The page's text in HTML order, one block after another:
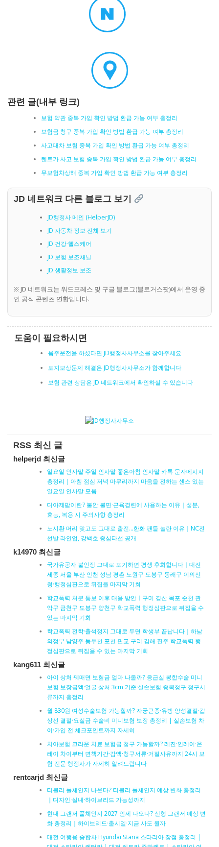
관련 글(내부 링크)
보험 약관 중복 가입 확인 방법 환급 가능 여부 총정리
보험금 청구 중복 가입 확인 방법 환급 가능 여부 총정리
사고대차 보험 중복 가입 확인 방법 환급 가능 여부 총정리
렌트카 사고 보험 중복 가입 확인 방법 환급 가능 여부 총정리
무보험차상해 중복 가입 확인 방법 환급 가능 여부 총정리
JD 네트워크 다른 블로그 보기
JD행정사 메인 (HelperJD)
JD 자동차 정보 전체 보기
JD 건강·헬스케어
JD 보험 보조채널
JD 생활정보 보조
※ JD 네트워크는 워드프레스 및 구글 블로그(블로거스팟)에서 운영 중
인 공식 콘텐츠 연합입니다.
도움이 필요하시면
음주운전을 하셨다면 JD행정사사무소를 찾아주세요
토지보상문제 해결은 JD행정사사무소가 함께합니다
보험 관련 상담은 JD 네트워크에서 확인하실 수 있습니다
RSS 최신 글
helperjd 최신글
일요일 인사말 주일 인사말 좋은아침 인사말 카톡 문자메시지
총정리｜아침 점심 저녁 마무리까지 마음을 전하는 센스 있는
일요일 인사말 모음
디아제팜이란? 불안·불면·근육경련에 사용하는 이유｜성분,
효능, 복용 시 주의사항 총정리
노시환 머리 맞고도 그대로 출전…한화 팬들 놀란 이유｜NC전
선발 라인업, 강백호 중심타선 공개
k14970 최신글
국가유공자 불인정 그대로 포기하면 평생 후회합니다｜대전
세종 서울 부산 인천 성남 평촌 노원구 도봉구 동래구 이의신
청·행정심판으로 뒤집을 마지막 기회
학교폭력 처분 통보 이후 대응 방안ㅣ구미 경산 목포 순천 관
악구 금천구 도봉구 양천구 학교폭력 행정심판으로 뒤집을 수
있는 마지막 기회
학교폭력 전학·출석정지 그대로 두면 학생부 끝납니다｜하남
의정부 남양주 동두천 포천 판교 구리 김해 진주 학교폭력 행
정심판으로 뒤집을 수 있는 마지막 기회
kang611 최신글
아이 상처 꿰매면 보험금 얼마 나올까? 응급실 봉합수술 미니
보험 보장금액·얼굴 상처 3cm 기준·실손보험 중복청구·청구서
류까지 총정리
월 830원 여성수술보험 가능할까? 자궁근종·유방 양성결절·갑
상선 결절·요실금 수술비 미니보험 보장 총정리 | 실손보험 차
이·가입 전 체크포인트까지 자세히
치아보험 크라운 치료 보험금 청구 가능할까? 레진·인레이·온
레이 차이부터 면책기간·감액·청구서류·거절사유까지 24시 보
험 전문 행정사가 자세히 알려드립니다
rentcarjd 최신글
티볼리 풀체인지 나온다? 티볼리 풀체인지 예상 변화 총정리
｜디자인·실내·하이브리드 가능성까지
현대 그랜저 풀체인지 2027 언제 나오나? 신형 그랜저 예상 변
화 총정리｜하이브리드·출시일·지금 사도 될까
대전 여행용 승합차 Hyundai Staria 스타리아 장점 총정리 |